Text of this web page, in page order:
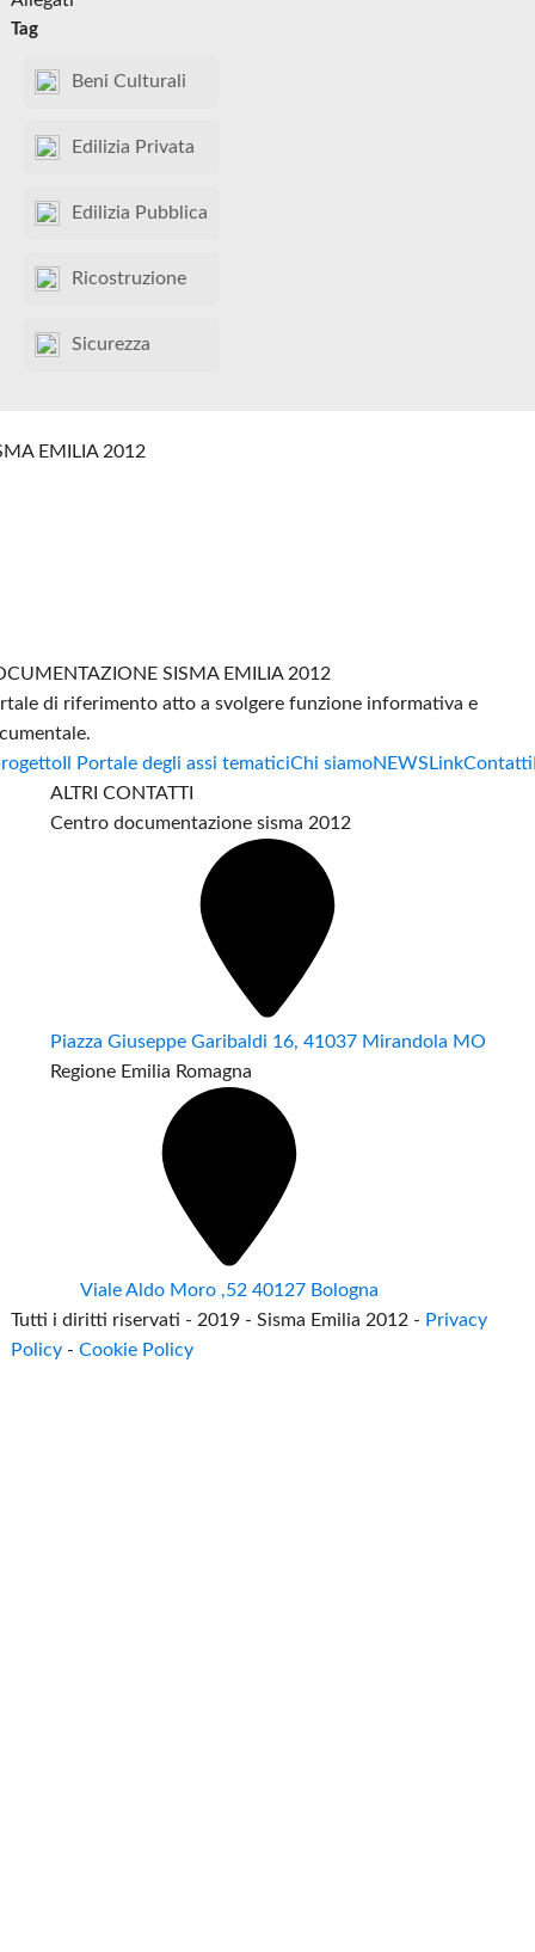
Tag
Beni Culturali
Edilizia Privata
Edilizia Pubblica
Ricostruzione
Sicurezza
EMILIA 2012
SISMA EMILIA 2012
di riferimento atto a svolgere funzione informativa e
Il Portale degli assi tematiciChi siamoNEWS LinkContatti
ALTRI CONTATTI
Centro documentazione sisma 2012
Piazza Giuseppe Garibaldi 16, 41037 Mirandola MO
Regione Emilia Romagna
Viale Aldo Moro ,52 40127 Bologna
Tutti i diritti riservati - 2019 - Sisma Emilia 2012 - Privacy
Policy -Cookie Policy